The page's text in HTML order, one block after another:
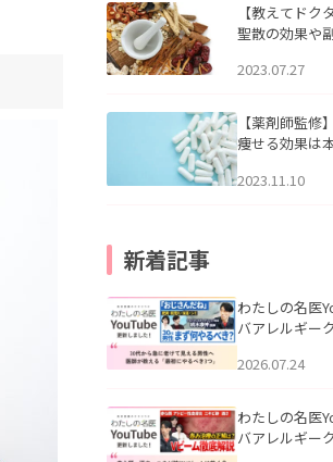
【教えてドク
聖散の効果や
2023.07.27
【薬剤師監修
痩せる効果は
2023.11.10
新着記事
わたしの名医
バアレルギー
える男性へ｜
公開いたしま
2026.07.24
わたしの名医
バアレルギー